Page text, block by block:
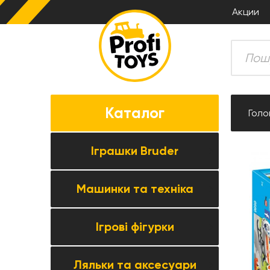
Акции
Каталог
Іграшки Bruder
Всі товари категорії →
Комбайни
Трактори
Причіпна техніка
Машинки та техніка
Усі товари категорії →
Колекційні моделі
Ігрові фігурки
Всі товари категорії →
Ляльки та аксесуари